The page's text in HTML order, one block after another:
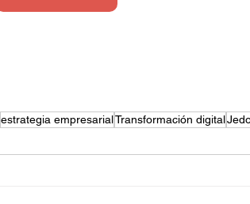
estrategia empresarialTransformación digital